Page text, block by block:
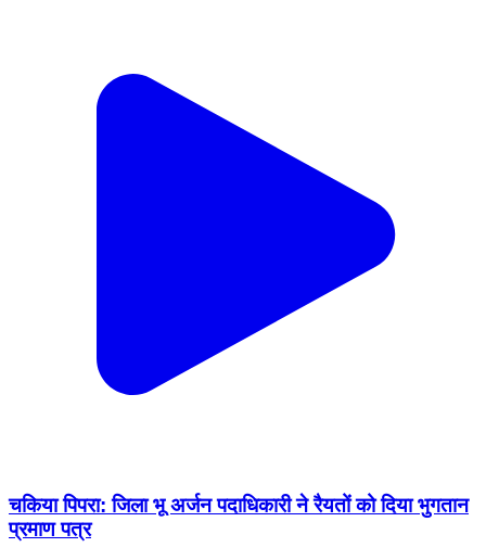
चकिया पिपरा: जिला भू अर्जन पदाधिकारी ने रैयतों को दिया भुगतान
प्रमाण पत्र